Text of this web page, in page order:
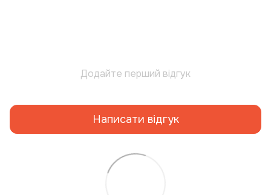
Додайте перший відгук
Написати відгук